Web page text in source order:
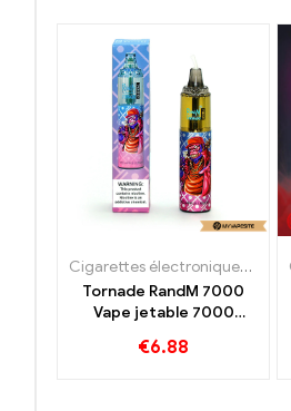
Cigarettes électroniques jetables
Tornade RandM 7000
Vape jetable 7000
€6.88